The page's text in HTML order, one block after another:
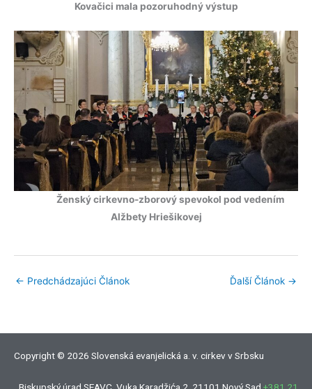
Kovačici mala pozoruhodný výstup
Ženský cirkevno-zborový spevokol pod vedením
Alžbety Hriešikovej
← Predchádzajúci Článok Ďalší Článok →
Copyright © 2026 Slovenská evanjelická a. v. cirkev v Srbsku